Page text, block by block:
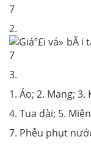
2.
3.
1. Áo; 2. Mang; 3.
4. Tua dài; 5.
7. Phễu phụt